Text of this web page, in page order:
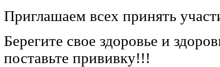
Приглашаем всех принять
Берегите свое здоровье и
поставьте прививку!!!